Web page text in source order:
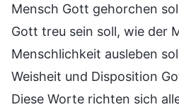
Mensch Gott gehorchen
Gott treu sein soll, wie der
Menschlichkeit ausleben
Weisheit und Disposition
Diese Worte richten sich